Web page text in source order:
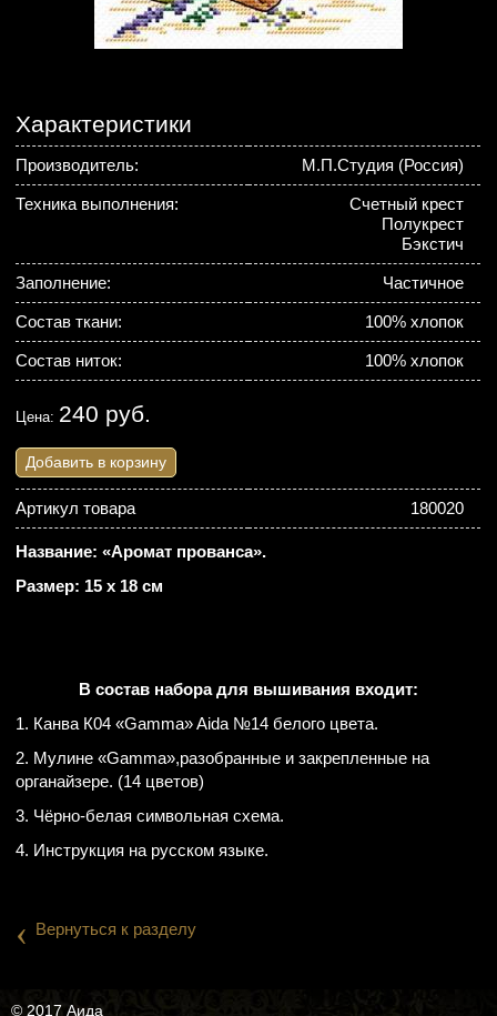
Характеристики
Производитель: М.П.Студия (Россия)
Техника выполнения:
Счетный крест
Полукрест
Бэкстич
Заполнение: Частичное
Состав ткани: 100% хлопок
Состав ниток: 100% хлопок
Цена: 240 руб.
Добавить в корзину
Артикул товара 180020
Название: «Аромат прованса».
Размер: 15 х 18 см
В состав набора для вышивания входит:
1. Канва К04 «Gamma» Aida №14 белого цвета.
2. Мулине «Gamma»,разобранные и закрепленные на
органайзере. (14 цветов)
3. Чёрно-белая символьная схема.
4. Инструкция на русском языке.
‹ Вернуться к разделу
© 2017 Аида